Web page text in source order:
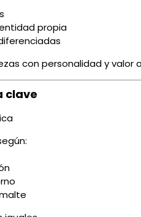
propia
con personalidad y valor
clave